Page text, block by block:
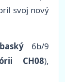
svoj nový
6b/9
CH08),